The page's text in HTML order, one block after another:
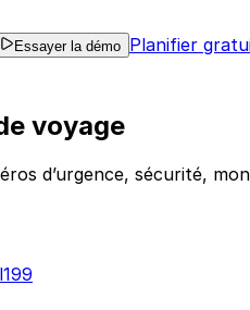
Essayer la démo Planifier
voyage
d’urgence, sécurité,
199